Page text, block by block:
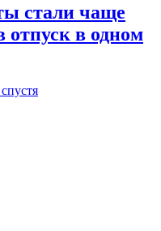
стали чаще
отпуск в одном